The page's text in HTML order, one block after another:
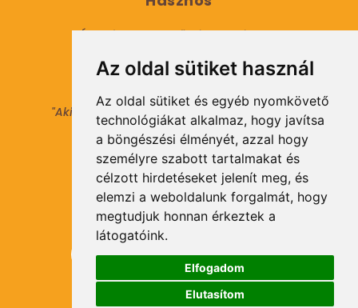
Az oldal sütiket használ
Az oldal sütiket és egyéb nyomkövető
technológiákat alkalmaz, hogy javítsa
a böngészési élményét, azzal hogy
személyre szabott tartalmakat és
célzott hirdetéseket jelenít meg, és
elemzi a weboldalunk forgalmát, hogy
megtudjuk honnan érkeztek a
látogatóink.
Elfogadom
Elutasítom
Általános Szerződési Feltételek
Adatkezelési tájékoztató
"Aki másokat nem tesz gazdaggá, maga sem
válhat azzá."
© 2021 Minden jog fenntartva.
Hírlevél Feliratkozás
Feliratkozás